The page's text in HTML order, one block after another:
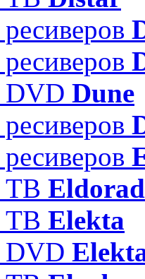
DVD Dune
ТВ
ТВ Elekta
DVD